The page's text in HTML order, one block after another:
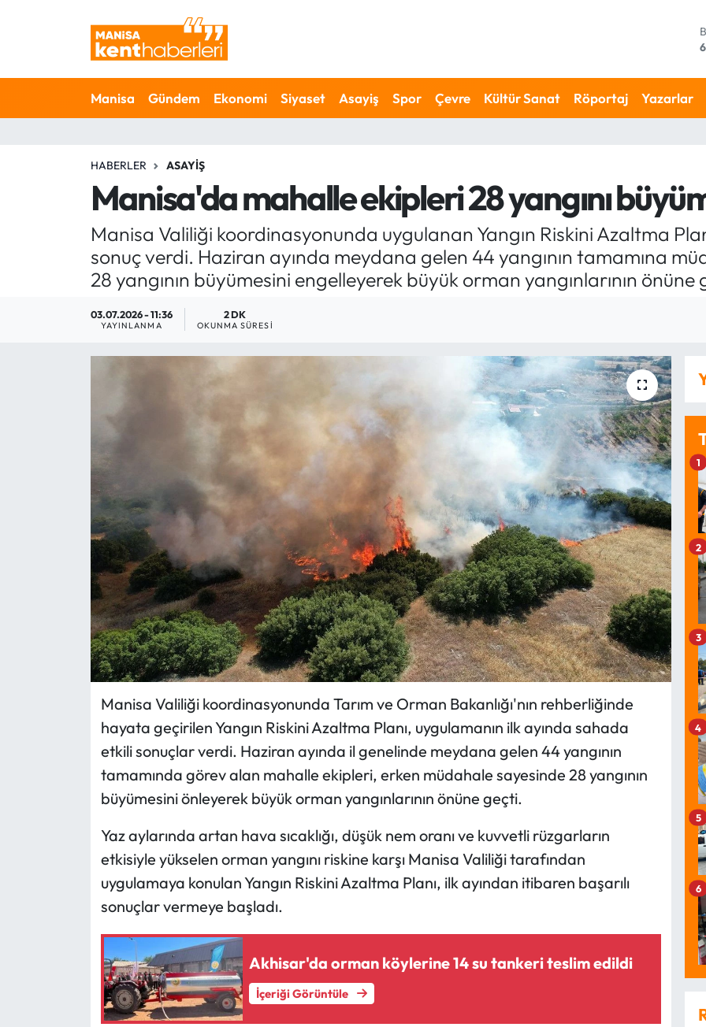
Manisa Gündem Ekonomi Siyaset Asayiş Spor Çevre Kültür Sanat Röportaj Yazarlar
HABERLER ASAYIŞ
Manisa'da mahalle ekipleri 28 yangını
Manisa Valiliği koordinasyonunda uygulanan Yangın Riskini Azaltma
sonuç verdi. Haziran ayında meydana gelen 44 yangının tamamına
28 yangının büyümesini engelleyerek büyük orman yangınlarının önüne
03.07.2026 - 11:36
YAYINLANMA
2 DK
OKUNMA SÜRESI
Manisa Valiliği koordinasyonunda Tarım ve Orman Bakanlığı'nın rehberliğinde
hayata geçirilen Yangın Riskini Azaltma Planı, uygulamanın ilk ayında sahada
etkili sonuçlar verdi. Haziran ayında il genelinde meydana gelen 44 yangının
tamamında görev alan mahalle ekipleri, erken müdahale sayesinde 28 yangının
büyümesini önleyerek büyük orman yangınlarının önüne geçti.
Yaz aylarında artan hava sıcaklığı, düşük nem oranı ve kuvvetli rüzgarların
etkisiyle yükselen orman yangını riskine karşı Manisa Valiliği tarafından
uygulamaya konulan Yangın Riskini Azaltma Planı, ilk ayından itibaren başarılı
sonuçlar vermeye başladı.
Akhisar'da orman köylerine 14 su tankeri teslim edildi
İçeriği Görüntüle
1
2
3
4
5
6
Ahmetli Hava Durumu
Ahmetli Trafik Yoğunluk Haritası
Haber Arşivi